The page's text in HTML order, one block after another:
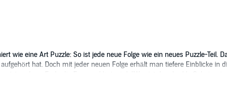
wie eine Art Puzzle: So ist jede neue Folge wie ein neues Puzzle-Teil.
hat. Doch mit jeder neuen Folge erhält man tiefere Einblicke in
und am Ende die Frage geklärt wird: "Was ist das dunkle Geheimnis